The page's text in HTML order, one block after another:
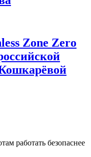
Zone Zero
работать безопаснее